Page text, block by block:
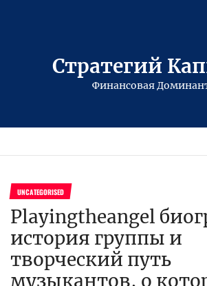
Стратегий
Финансовая
UNCATEGORISED
Playingtheangel
история группы и
творческий путь
музыкантов, о